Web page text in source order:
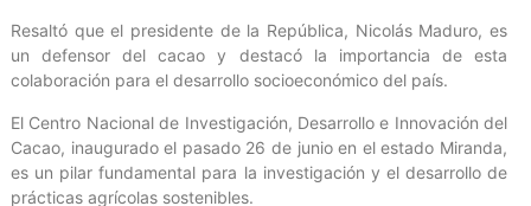
Resaltó que el presidente de la República, Nicolás Maduro, es
un defensor del cacao y destacó la importancia de esta
colaboración para el desarrollo socioeconómico del país.
El Centro Nacional de Investigación, Desarrollo e Innovación del
Cacao, inaugurado el pasado 26 de junio en el estado Miranda,
es un pilar fundamental para la investigación y el desarrollo de
prácticas agrícolas sostenibles.